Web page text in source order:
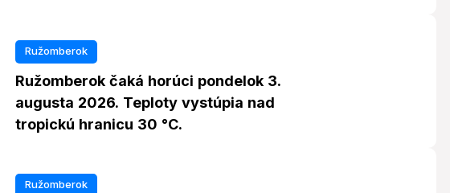
Ružomberok
Ružomberok čaká horúci pondelok 3.
augusta 2026. Teploty vystúpia nad
tropickú hranicu 30 °C.
Ružomberok